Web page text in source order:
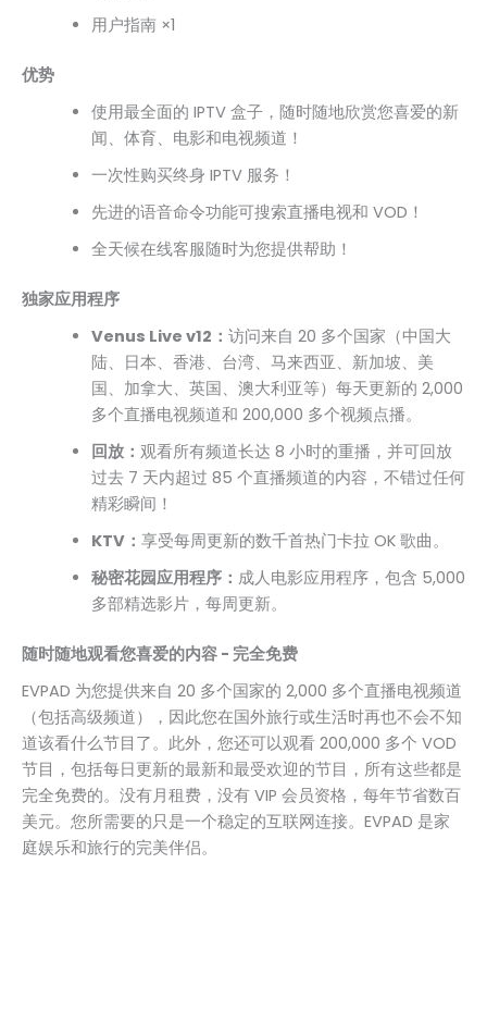
用户指南 ×1
优势
使用最全面的 IPTV 盒子，随时随地欣赏您喜爱的新
闻、体育、电影和电视频道！
一次性购买终身 IPTV 服务！
先进的语音命令功能可搜索直播电视和 VOD！
全天候在线客服随时为您提供帮助！
独家应用程序
Venus Live v12： 访问来自 20 多个国家（中国大
陆、日本、香港、台湾、马来西亚、新加坡、美
国、加拿大、英国、澳大利亚等）每天更新的 2,000
多个直播电视频道和 200,000 多个视频点播。
回放： 观看所有频道长达 8 小时的重播，并可回放
过去 7 天内超过 85 个直播频道的内容，不错过任何
精彩瞬间！
KTV： 享受每周更新的数千首热门卡拉 OK 歌曲。
秘密花园应用程序： 成人电影应用程序，包含 5,000
多部精选影片，每周更新。
随时随地观看您喜爱的内容 - 完全免费
EVPAD 为您提供来自 20 多个国家的 2,000 多个直播电视频道
（包括高级频道），因此您在国外旅行或生活时再也不会不知
道该看什么节目了。此外，您还可以观看 200,000 多个 VOD
节目，包括每日更新的最新和最受欢迎的节目，所有这些都是
完全免费的。没有月租费，没有 VIP 会员资格，每年节省数百
美元。您所需要的只是一个稳定的互联网连接。EVPAD 是家
庭娱乐和旅行的完美伴侣。